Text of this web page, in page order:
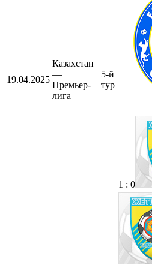
19.04.2025
Казахстан
—
Премьер-
лига
5-й
тур
1 : 0